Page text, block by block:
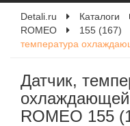
Detali.ru Каталоги
ROMEO
155 (167)
температура
Датчик,
охлаждающей
ROMEO 155